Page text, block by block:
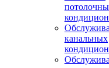
канальных